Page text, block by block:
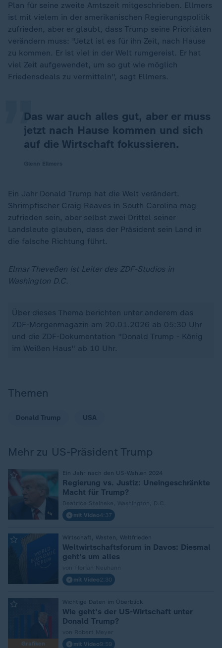
Plan für seine zweite Amtszeit mitgeschrieben. Ellmers
ist mit vielem in der amerikanischen Regierungspolitik
zufrieden, aber er glaubt, dass Trump seine Prioritäten
verändern muss: "Jetzt ist es für ihn Zeit, nach Hause
zu kommen. Er ist viel in der Welt rumgereist. Er hat
viel Zeit aufgewendet, um so gut wie möglich
Friedensdeals zu vermitteln", sagt Ellmers.
Das war auch alles gut, aber er muss
jetzt nach Hause kommen und sich
auf die Wirtschaft fokussieren.
„
Ein Jahr Donald Trump hat die Welt verändert.
Shrimpfischer Craig Reaves in South Carolina mag
zufrieden sein, aber selbst zwei Drittel seiner
Landsleute glauben, dass der Präsident sein Land in
die falsche Richtung führt.
Elmar Theveßen ist Leiter des ZDF-Studios in
Washington D.C.
Über dieses Thema berichten unter anderem das
ZDF-Morgenmagazin am 20.01.2026 ab 05:30 Uhr
und die ZDF-Dokumentation "Donald Trump - König
im Weißen Haus" ab 10 Uhr.
Themen
Donald Trump USA
Mehr zu US-Präsident Trump
Ein Jahr nach den US-Wahlen 2024
Regierung vs. Justiz: Uneingeschränkte
Macht für Trump?
mit Video4:37
Wirtschaft, Westen, Weltfrieden
Weltwirtschaftsforum in Davos: Diesmal
geht's um alles
mit Video2:30
Grafiken
Wichtige Daten im Überblick
Wie geht's der US-Wirtschaft unter
Donald Trump?
mit Video9:59